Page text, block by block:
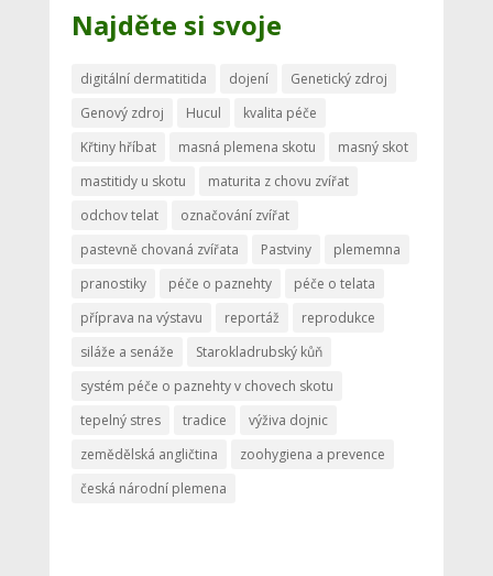
Najděte si svoje
digitální dermatitida dojení
Genetický zdroj
Genový zdroj
Hucul
kvalita péče
Křtiny hříbat
masná plemena skotu
masný skot
mastitidy u skotu
maturita z chovu zvířat
odchov telat
označování zvířat
pastevně chovaná zvířata
Pastviny
plememna
pranostiky
péče o paznehty
péče o telata
příprava na výstavu
reportáž
reprodukce
siláže a senáže
Starokladrubský kůň
systém péče o paznehty v chovech skotu
tepelný stres
tradice
výživa dojnic
zemědělská angličtina
zoohygiena a prevence
česká národní plemena